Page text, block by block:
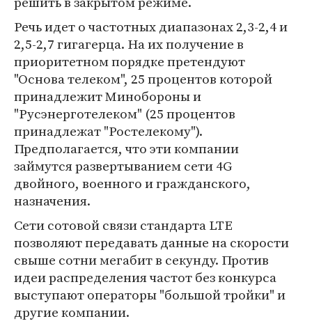
Речь идет о частотных диапазонах 2,3-2,4 и
2,5-2,7 гигагерца. На их получение в
приоритетном порядке претендуют
"Основа телеком", 25 процентов которой
принадлежит Минобороны и
"Русэнерготелеком" (25 процентов
принадлежат "Ростелекому").
Предполагается, что эти компании
займутся развертыванием сети 4G
двойного, военного и гражданского,
назначения.
Сети сотовой связи стандарта LTE
позволяют передавать данные на скорости
свыше сотни мегабит в секунду. Против
идеи распределения частот без конкурса
выступают операторы "большой тройки" и
другие компании.